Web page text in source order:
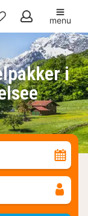
Mine
favoritter
menu
i